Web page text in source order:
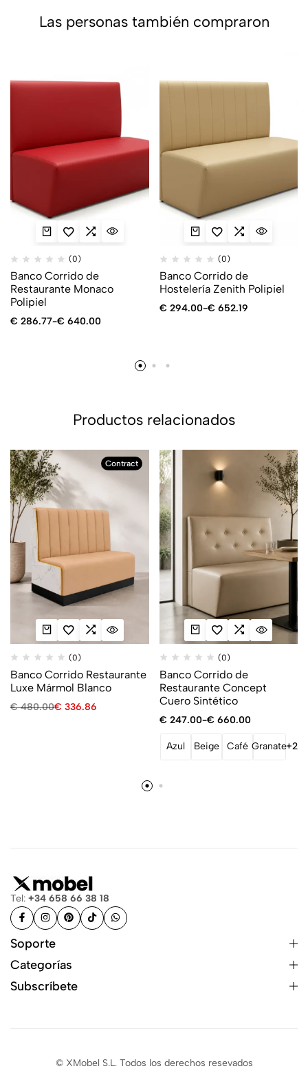
Las personas también compraron
(0)
Banco Corrido de
Restaurante Monaco
Polipiel
€ 286.77-€ 640.00
(0)
Banco Corrido de
Hostelería Zenith Polipiel
€ 294.00-€ 652.19
Productos relacionados
Contract
(0)
Banco Corrido Restaurante
Luxe Mármol Blanco
€480.00€ 336.86
(0)
Banco Corrido de
Restaurante Concept
Cuero Sintético
€ 247.00-€ 660.00
Azul Beige Café Granate+2
Tel: +34 658 66 38 18
Soporte
Categorías
Subscríbete
© XMobel S.L. Todos los derechos resevados